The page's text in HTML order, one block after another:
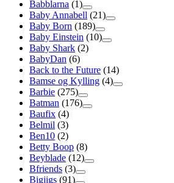
Babblarna (1)
Baby Annabell (21)
Baby Born (189)
Baby Einstein (10)
Baby Shark (2)
BabyDan (6)
Back to the Future (14)
Bamse og Kylling (4)
Barbie (275)
Batman (176)
Baufix (4)
Belmil (3)
Ben10 (2)
Betty Boop (8)
Beyblade (12)
Bfriends (3)
Bigjigs (91)